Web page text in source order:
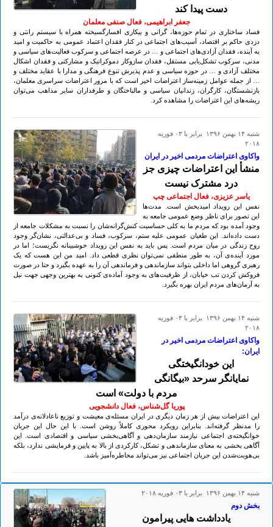
دست پیدا کند
جعفر ابراهیمی، فعال صنفی معلمان
فساد ساختاری در تمام حوزه‌ها، گرانی و بیکاری افسارگسیخته همراه با سیستم رانتی و
دزدی حاکم بر اقتصاد، آسیب‌های اجتماعی در کنار فقدان اعتماد عمومی به حاکمیت و امید
به آینده، فقدان آزادی‌های اجتماعی و … در عرصه اجتماعی و سرکوب فعالیت‌های سیاسی و
مدنی، سرکوب تشکل‌یابی مستقل، فقدان سازوکار دموکراتیک و مشارکتی و فقدان اشکال
مختلف آزادی و … در حوزه سیاسی و عدم پذیرش تنوع فرهنگی و مدارا با عقاید مختلف و
… از جمله عوامل زمینه‌ساز اعتراضات اخیر است که با مرور اعتراضات سراسری معلمان،
بازنشستگان، کارگران، زندانیان سیاسی و مالباختگان و طرفداران سایر مذاهب می‌توان
ریشه‌های این اعتراضات را مشاهده کرد.
شنبه ۱۴ بهمن ۱۳۹۶ برابر با ۰۳ فوريه
۲۰۱۸
واکاوی اعتراضات مردمی اخیر در ایران
منشأ این اعتراضات چیزی جز
درد مشترک نیست
یاسر عزیزی، فعال اجتماعی چپ
نفس این رویداد امیدبخش است. مدت‌ها
این تصور برای ناظر وضع عمومی جامعه به
وجود آمده بود که مردم ما به کلی حساسیت کنش‌گرانه‌شان را نسبت به مشکلات جامعه از
دست داده‌اند. این طغیان عمومی علیه ستم، سرکوب، فساد و بی‌عدالتی، نشان‌گر وجود
روح زندگی در میان مردم است. پس باید به نفس این رویداد خوشبینانه نگریست؛ اما در
مورد آینده‌ی آن، به طور منطقی نمی‌توان نظری قطعی داد. امید من این هست که یک
رهبری گروهی اما داخلی بتواند سازماندهی و فرماندهی آن را به عهده بگیرد و حتا در صورت
فروکش کردن تب خیابان، از ظرفیت‌های به وجود آماده‌ی کنونی به بهترین وجهی جهت نیل
به آرمان‌های مردم ایران بهره بگیرد.
شنبه ۱۴ بهمن ۱۳۹۶ برابر با ۰۳ فوريه
۲۰۱۸
واکاوی اعتراضات مردمی اخیر در
ایران:
این خودانگیختگی
نمایانگر سرحد «بیگانگی
مردم با دولت» است
پوریا گل‌شناس، فعال دانشجویی
این اعتراضات بیش از هر زمان دیگری در ایران مسئله‌ی معیشت و توزیع ناعادلانه‌ی درآمد
را مدنظر گرفته‌اند. بنابراین رویکرد محوری کاملاً روشن است. با این حال این جریان
خوانگیخته‌ی اجتماعی نیازمند سازمان‌دهی و آگاهی‌بخشی سیاسی و اقتصادی است. این
آگاهی بخشی به معنای سازماندهی و تشکل، کارکردی از بالا به پایین و فرمایشی ندارد، بلکه
بی‌هویت‌شدن این جریان اجتماعی نیز می‌تواند مخاطره‌آمیز باشد.
شنبه ۱۴ بهمن ۱۳۹۶ برابر با ۰۳ فوريه ۲۰۱۸
بخش دوم
یادداشت هایی پیرامون